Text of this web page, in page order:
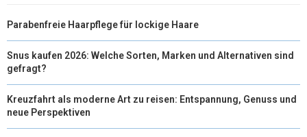
E
R
K S
T
Parabenfreie Haarpflege für lockige Haare
Snus kaufen 2026: Welche Sorten, Marken und Alternativen sind
gefragt?
Kreuzfahrt als moderne Art zu reisen: Entspannung, Genuss und
neue Perspektiven